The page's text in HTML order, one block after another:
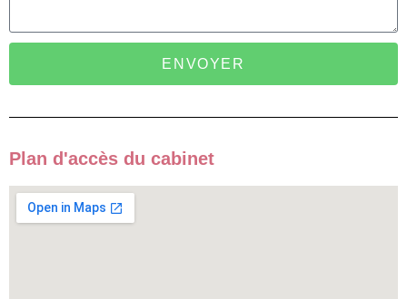
ENVOYER
Plan d'accès du cabinet